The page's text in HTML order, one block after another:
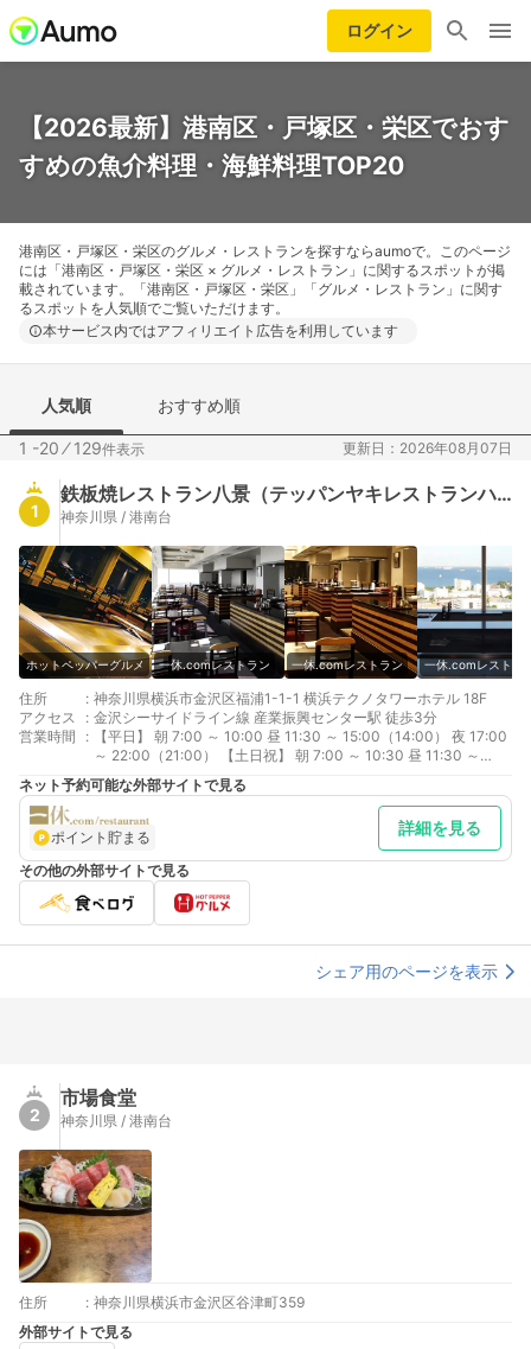
ログイン
【2026最新】港南区・戸塚区・栄区でおす
すめの魚介料理・海鮮料理TOP20
港南区・戸塚区・栄区のグルメ・レストランを探すならaumoで。このページ
には「港南区・戸塚区・栄区 × グルメ・レストラン」に関するスポットが掲
載されています。「港南区・戸塚区・栄区」「グルメ・レストラン」に関す
るスポットを人気順でご覧いただけます。
本サービス内ではアフィリエイト広告を利用しています
人気順 おすすめ順
1 -20 ⁄129件表示 更新日：2026年08月07日
1
鉄板焼レストラン八景（テッパンヤキレストランハッケイ）
神奈川県 / 港南台
ホットペッパーグルメ 一休.comレストラン 一休.comレストラン 一休.comレストラ
住所 : 神奈川県横浜市金沢区福浦1-1-1 横浜テクノタワーホテル 18F
アクセス
: 金沢シーサイドライン線 産業振興センター駅 徒歩3分
営業時間
:
【平日】 朝 7:00 ～ 10:00 昼 11:30 ～ 15:00（14:00） 夜 17:00
～ 22:00（21:00） 【土日祝】 朝 7:00 ～ 10:30 昼 11:30 ～
16:00（15:00） 夜 17:00 ～ 22:00（21:00）
ネット予約可能な外部サイトで見る
ポイント貯まる 詳細を見る
その他の外部サイトで見る
シェア用のページを表示
2
市場食堂
神奈川県 / 港南台
住所 : 神奈川県横浜市金沢区谷津町359
外部サイトで見る